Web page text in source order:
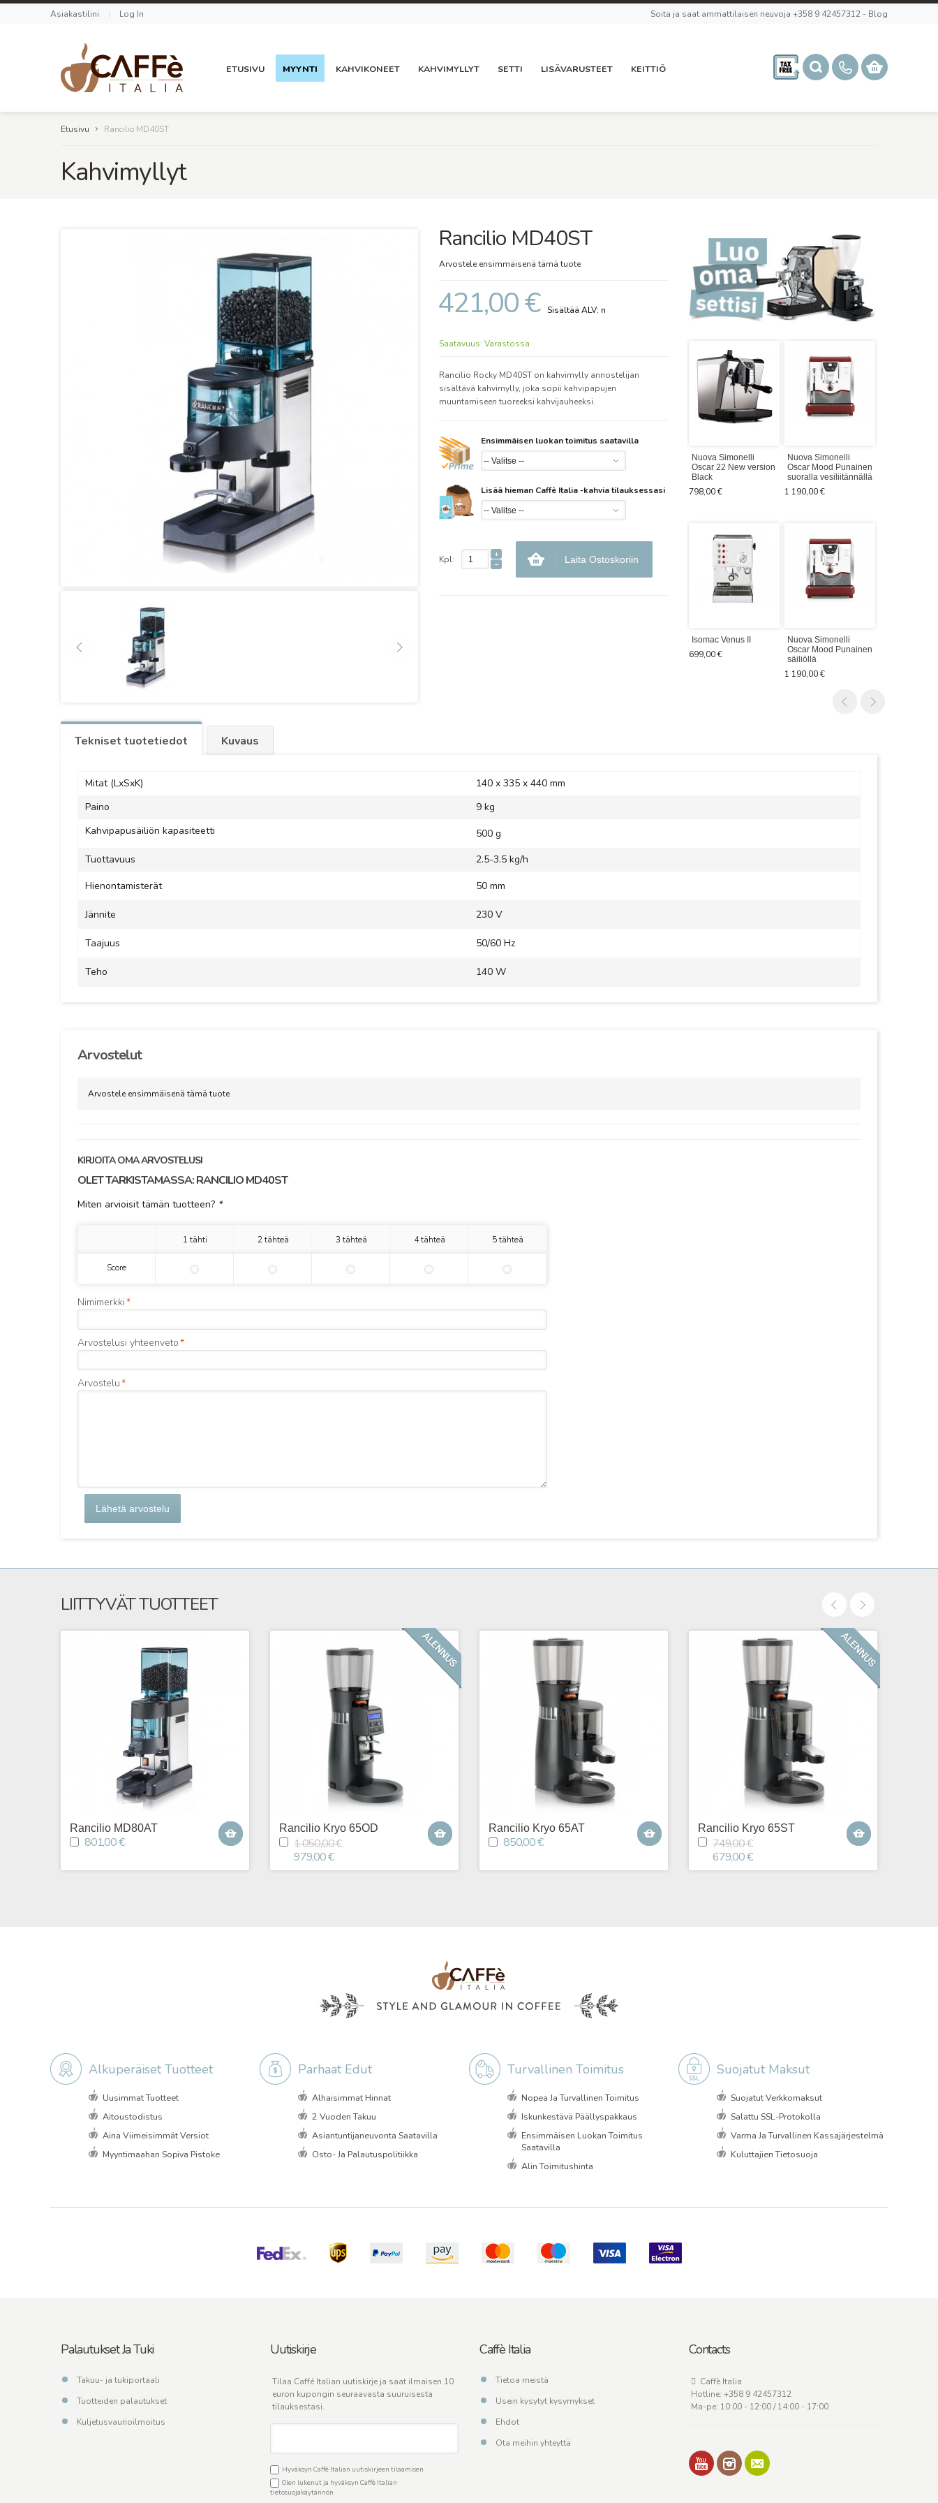
Asiakastilini Log In Soita ja saat ammattilaisen neuvoja +358 9 42457312 - Blog
ETUSIVU MYYNTI KAHVIKONEET KAHVIMYLLYT SETTI LISÄVARUSTEET KEITTIÖ
Etusivu Rancilio MD40ST
Kahvimyllyt
Nuova Simonelli
Oscar 22 New version
Black
798,00 €
Nuova Simonelli
Oscar Mood Punainen
suoralla vesiliitännällä
1 190,00 €
Isomac Venus II
699,00 €
Nuova Simonelli
Oscar Mood Punainen
säiliöllä
1 190,00 €
Rancilio MD40ST
Arvostele ensimmäisenä tämä tuote
421,00 €
Saatavuus: Varastossa
Rancilio Rocky MD40ST on kahvimylly annostelijan
sisältävä kahvimylly, joka sopii kahvipapujen
muuntamiseen tuoreeksi kahvijauheeksi.
Ensimmäisen luokan toimitus saatavilla
Lisää hieman Caffè Italia -kahvia tilauksessasi
Kpl: Laita Ostoskoriin
Tekniset tuotetiedot Kuvaus
Mitat (LxSxK)
140 x 335 x 440 mm
Paino
9 kg
Kahvipapusäiliön kapasiteetti
500 g
Tuottavuus
2.5-3.5 kg/h
Hienontamisterät
50 mm
Jännite 230 V
Taajuus 50/60 Hz
Teho 140 W
Arvostelut
Arvostele ensimmäisenä tämä tuote
KIRJOITA OMA ARVOSTELUSI
OLET TARKISTAMASSA:RANCILIO MD40ST
Miten arvioisit tämän tuotteen? *
1 tähti 2 tähteä 3 tähteä 4 tähteä 5 tähteä
Score
*
Nimimerkki
*
Arvostelusi yhteenveto
*
Arvostelu
Lähetä arvostelu
LIITTYVÄT TUOTTEET
Rancilio MD80AT
801,00 €
Rancilio Kryo 65OD
1 050,00 €
979,00 €
Rancilio Kryo 65AT
850,00 €
Rancilio Kryo 65ST
749,00 €
679,00 €
Alkuperäiset Tuotteet
Uusimmat Tuotteet
Aitoustodistus
Aina Viimeisimmät Versiot
Myyntimaahan Sopiva Pistoke
Parhaat Edut
Alhaisimmat Hinnat
2 Vuoden Takuu
Asiantuntijaneuvonta Saatavilla
Osto- Ja Palautuspolitiikka
Turvallinen Toimitus
Nopea Ja Turvallinen Toimitus
Iskunkestävä Päällyspakkaus
Ensimmäisen Luokan Toimitus
Saatavilla
Alin Toimitushinta
Suojatut Maksut
Suojatut Verkkomaksut
Salattu SSL-Protokolla
Varma Ja Turvallinen Kassajärjestelmä
Kuluttajien Tietosuoja
Palautukset Ja Tuki
Takuu- ja tukiportaali
Tuotteiden palautukset
Kuljetusvaurioilmoitus
Uutiskirje
Tilaa Caffé Italian uutiskirje ja saat ilmaisen 10
euron kupongin seuraavasta suuruisesta
tilauksestasi.
Hyväksyn Caffè Italian uutiskirjeen tilaamisen
Olen lukenut ja hyväksyn Caffè Italian
tietosuojakäytännön
Caffè Italia
Tietoa meistä
Usein kysytyt kysymykset
Ehdot
Ota meihin yhteyttä
Contacts
Caffè Italia
Hotline: +358 9 42457312
Ma-pe: 10:00 - 12:00 / 14:00 - 17:00